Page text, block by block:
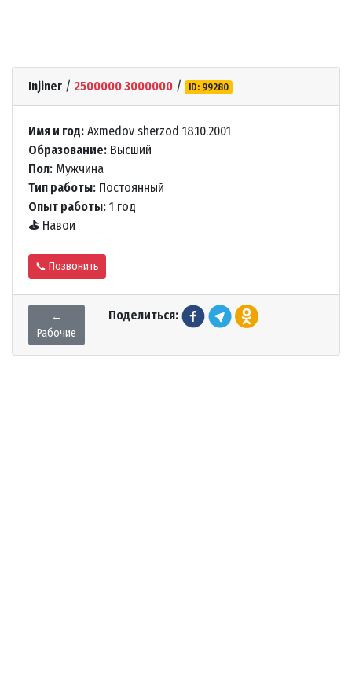
Injiner / 2500000 3000000 / ID: 99280
Имя и год: Axmedov sherzod 18.10.2001
Образование: Высший
Пол: Мужчина
Тип работы: Постоянный
Опыт работы: 1 год
⛳ Навои
📞 Позвонить
←
Рабочие
Поделиться: